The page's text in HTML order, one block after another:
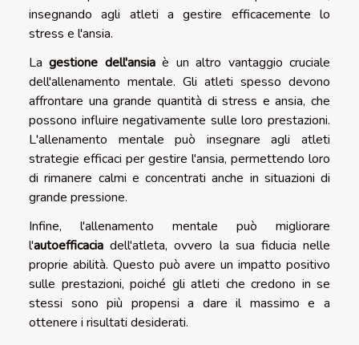
insegnando agli atleti a gestire efficacemente lo
stress e l'ansia.
Lagestione dell'ansiaè un altro vantaggio cruciale
dell'allenamento mentale. Gli atleti spesso devono
affrontare una grande quantità di stress e ansia, che
possono influire negativamente sulle loro prestazioni.
L'allenamento mentale può insegnare agli atleti
strategie efficaci per gestire l'ansia, permettendo loro
di rimanere calmi e concentrati anche in situazioni di
grande pressione.
Infine, l'allenamento mentale può migliorare
l'autoefficacia dell'atleta, ovvero la sua fiducia nelle
proprie abilità. Questo può avere un impatto positivo
sulle prestazioni, poiché gli atleti che credono in se
stessi sono più propensi a dare il massimo e a
ottenere i risultati desiderati.